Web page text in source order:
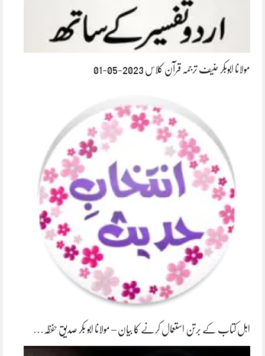
مولانا ابوبکر حنیف ترجمہ قرآن کلاس 2023-05-01
اہل کتاب کے برتن استعمال کرنے کا بیان – مولانا ابو بکر صدیق حفظہ…